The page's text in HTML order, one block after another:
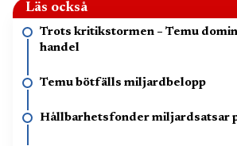
Läs också
Trots kritikstormen – Temu
handel
Temu bötfälls miljardbelopp
Hållbarhetsfonder miljardsatsar